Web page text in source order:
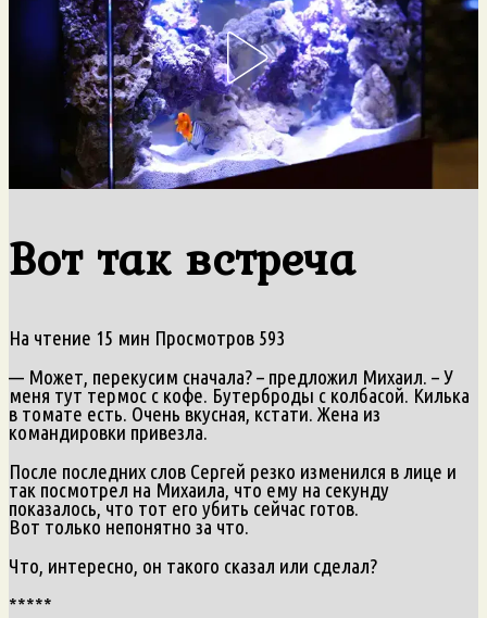
Вот так встреча
На чтение 15 мин Просмотров 593
— Может, перекусим сначала? – предложил Михаил. – У
меня тут термос с кофе. Бутерброды с колбасой. Килька
в томате есть. Очень вкусная, кстати. Жена из
командировки привезла.
После последних слов Сергей резко изменился в лице и
так посмотрел на Михаила, что ему на секунду
показалось, что тот его убить сейчас готов.
Вот только непонятно за что.
Что, интересно, он такого сказал или сделал?
*****